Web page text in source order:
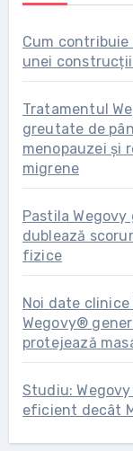
Cum
unei
Tratamentul
greutate de
menopauzei și
migrene
Pastila Wegovy
dublează
fizice
Noi date clinice
Wegovy®
protejează
Studiu:
eficient decât